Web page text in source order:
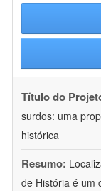
Título do
surdos: uma
histórica
Resumo:
de História é um